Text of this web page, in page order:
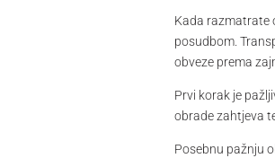
Kada razmatrate
posudbom.
obveze prema
Prvi korak je
obrade zahtjeva
Posebnu pažnju